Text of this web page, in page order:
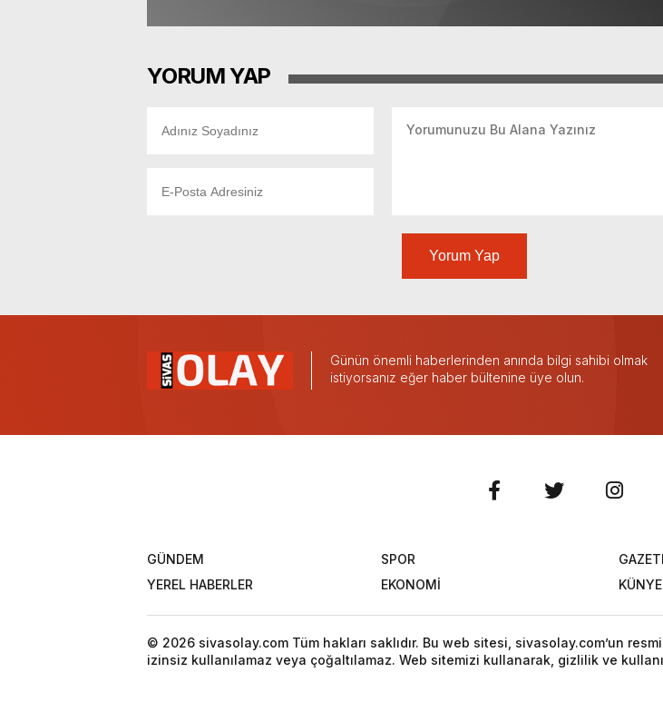
YORUM YAP
Yorum Yap
Günün önemli haberlerinden anında bilgi sahibi olmak
istiyorsanız eğer haber bültenine üye olun.
GÜNDEM
SPOR
YEREL HABERLER
EKONOMİ
KÜNYE
© 2026 sivasolay.com Tüm hakları saklıdır. Bu web sitesi, sivasolay.com’un
izinsiz kullanılamaz veya çoğaltılamaz. Web sitemizi kullanarak, gizlilik ve